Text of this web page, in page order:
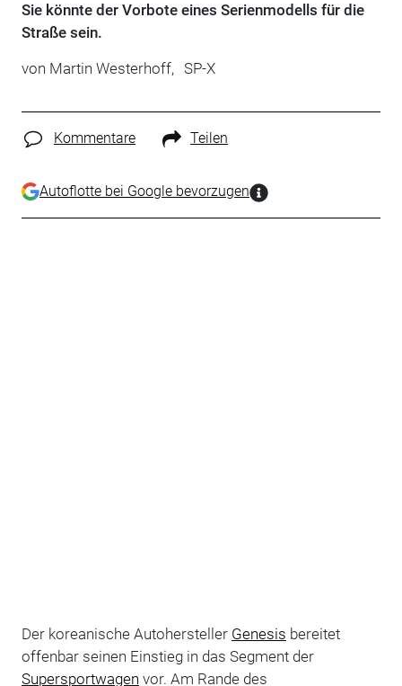
Sie könnte der Vorbote eines Serienmodells für die
Straße sein.
von Martin Westerhoff, SP-X
Kommentare Teilen
Autoflotte bei Google bevorzugen
Der koreanische Autohersteller Genesis bereitet
offenbar seinen Einstieg in das Segment der
Supersportwagen vor. Am Rande des